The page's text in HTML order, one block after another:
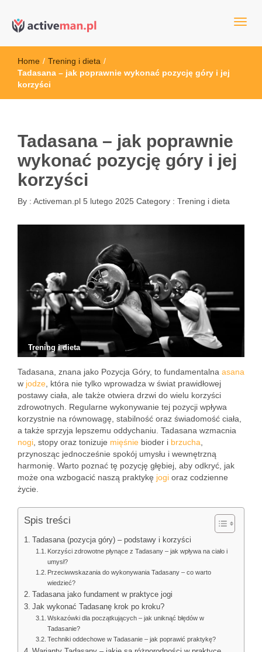
active man – sprzęt sportowy
sportowym
Home / Trening i dieta /
Tadasana – jak poprawnie wykonać pozycję góry i jej
korzyści
Tadasana – jak poprawnie
wykonać pozycję góry i jej
korzyści
By : Activeman.pl 5 lutego 2025 Category : Trening i dieta
Trening i dieta
Tadasana, znana jako Pozycja Góry, to fundamentalna asana
w jodze , która nie tylko wprowadza w świat prawidłowej
postawy ciała, ale także otwiera drzwi do wielu korzyści
zdrowotnych. Regularne wykonywanie tej pozycji wpływa
korzystnie na równowagę, stabilność oraz świadomość ciała,
a także sprzyja lepszemu oddychaniu. Tadasana wzmacnia
nogi , stopy oraz tonizuje mięśnie bioder i brzucha
przynosząc jednocześnie spokój umysłu i wewnętrzną
harmonię. Warto poznać tę pozycję głębiej, aby odkryć, jak
może ona wzbogacić naszą praktykę jogi oraz codzienne
życie.
Spis treści
Tadasana (pozycja góry) – podstawy i korzyści
Korzyści zdrowotne płynące z Tadasany – jak wpływa na ciało i
umysł?
Przeciwwskazania do wykonywania Tadasany – co warto
wiedzieć?
Tadasana jako fundament w praktyce jogi
Jak wykonać Tadasanę krok po kroku?
Wskazówki dla początkujących – jak uniknąć błędów w
Tadasanie?
Techniki oddechowe w Tadasanie – jak poprawić praktykę?